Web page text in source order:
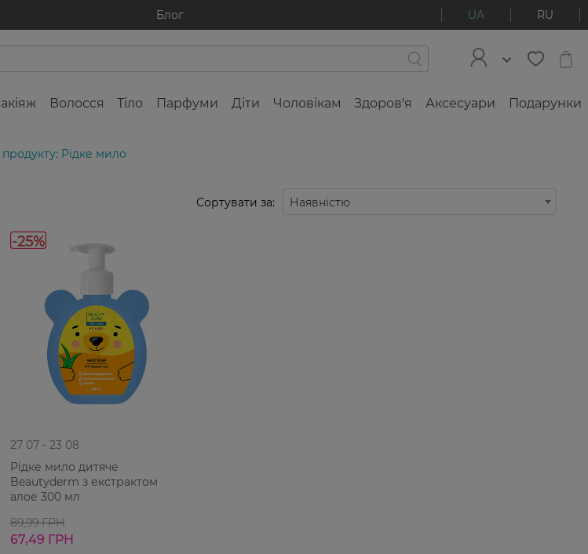
Блог UA RU
Волосся Тіло Парфуми Діти Чоловікам Здоров'я Аксесуари Подарунки
Рідке мило
Сортувати за: Наявністю
-25%
27 07 - 23 08
Рідке мило дитяче
Beautyderm з екстрактом
алое 300 мл
89,99 ГРН
67,49 ГРН